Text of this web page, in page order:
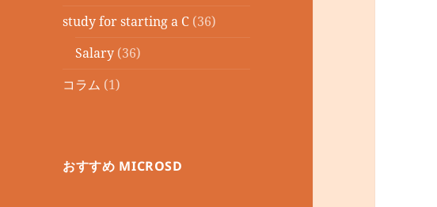
study for starting a C (36)
Salary (36)
コラム (1)
おすすめ MICROSD